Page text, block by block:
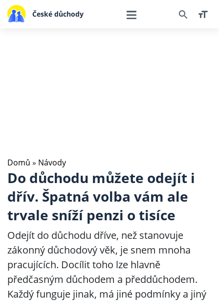
České důchody
Domů » Návody
Do důchodu můžete odejít i
dřív. Špatná volba vám ale
trvale sníží penzi o tisíce
Odejít do důchodu dříve, než stanovuje
zákonný důchodový věk, je snem mnoha
pracujících. Docílit toho lze hlavně
předčasným důchodem a předdůchodem.
Každý funguje jinak, má jiné podmínky a jiný